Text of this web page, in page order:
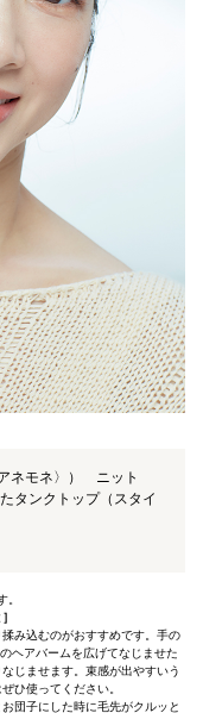
ネモネ〉） ニット
タンクトップ（スタイ
。
み込むのがおすすめです。手の
ヘアバームを広げてなじませた
じませます。束感が出やすいう
ひ使ってください。
団子にした時に毛先がクルッと